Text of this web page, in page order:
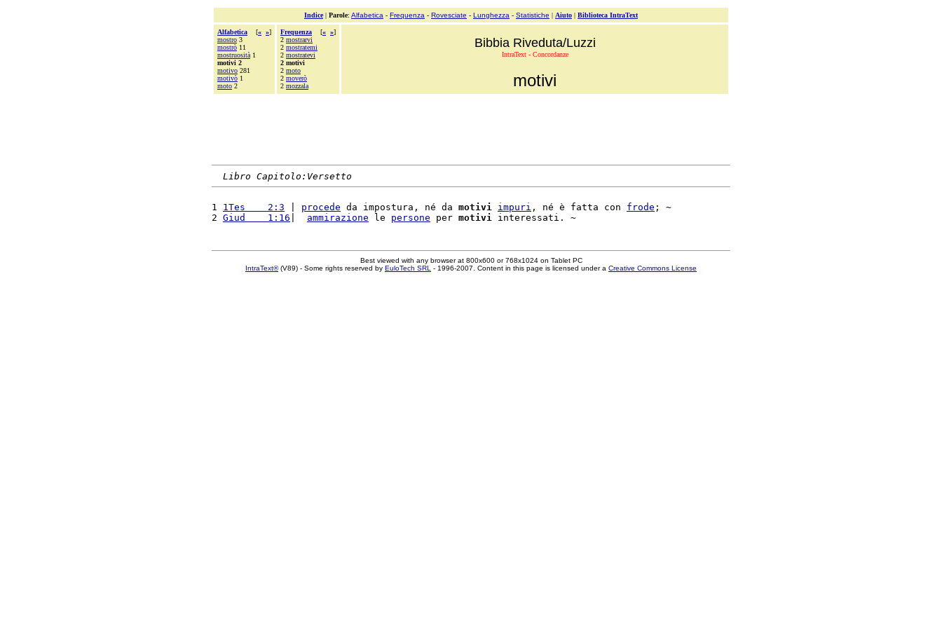
Indice| Parole: Alfabetica - Frequenza - Rovesciate - Lunghezza - Statistiche | Aiuto | Biblioteca IntraText
Alfabetica [« »]
mostro 3
mostrò 11
mostruosità 1
motivi 2
motivo 281
motivò 1
moto 2
Frequenza [« »]
2 mostrarvi
2 mostratemi
2 mostratevi
2 motivi
2 moto
2 moverò
2 mozzala
Bibbia Riveduta/Luzzi
IntraText - Concordanze
motivi
Libro Capitolo:Versetto
1 1Tes    2:3 procede da impostura, né da motivi impuri , né è fatta con frode ; ~
2 Giud    1:16 ammirazione le persone per motivi
Best viewed with any browser at 800x600 or 768x1024 on Tablet PC
IntraText®(V89) - Some rights reserved by EuloTech SRL - 1996-2007. Content in this page is licensed under a Creative Commons License